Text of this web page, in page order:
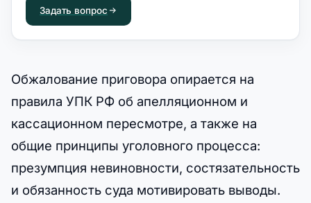
Задать вопрос
Обжалование приговора опирается на
правила УПК РФ об апелляционном и
кассационном пересмотре, а также на
общие принципы уголовного процесса:
презумпция невиновности, состязательность
и обязанность суда мотивировать выводы.